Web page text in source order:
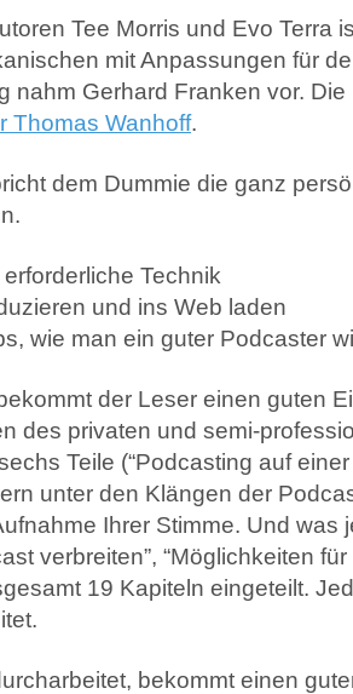
Tee Morris und Evo Terra
mit Anpassungen für
nahm Gerhard Franken vor.
Thomas Wanhoff.
dem Dummie die ganz
Technik
und ins Web laden
wie man ein guter Podcaster
der Leser einen guten
des privaten und semi-
Teile (“Podcasting auf
unter den Klängen der
Ihrer Stimme. Und was
verbreiten”, “Möglichkeiten für
19 Kapiteln eingeteilt.
bekommt einen